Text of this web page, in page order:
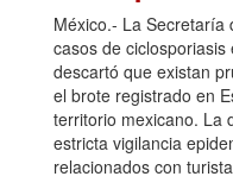
México.- La Secretaría
casos de
descartó que existan
el brote registrado en
territorio mexicano. La
estricta vigilancia
relacionados con